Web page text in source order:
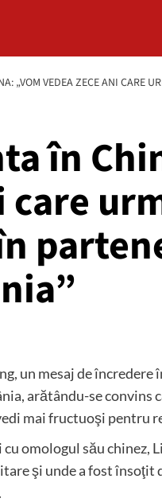
„VOM VEDEA ZECE ANI CARE
în
care
un mesaj de
arătându-se convins
mai fructuoşi pentru
omologul său chinez,
şi unde a fost însoţit